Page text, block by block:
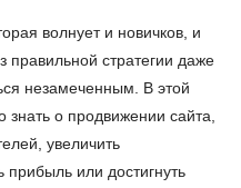
волнует и новичков, и
правильной стратегии даже
незамеченным. В этой
знать о продвижении сайта,
увеличить
прибыль или достигнуть